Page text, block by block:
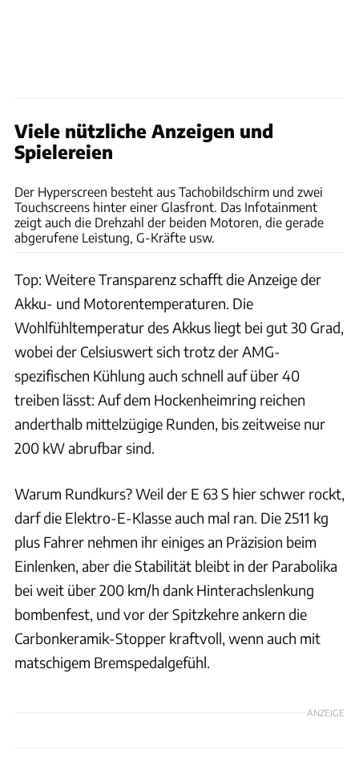
Viele nützliche Anzeigen und
Spielereien
Der Hyperscreen besteht aus Tachobildschirm und zwei
Touchscreens hinter einer Glasfront. Das Infotainment
zeigt auch die Drehzahl der beiden Motoren, die gerade
abgerufene Leistung, G-Kräfte usw.
Top: Weitere Transparenz schafft die Anzeige der
Akku- und Motorentemperaturen. Die
Wohlfühltemperatur des Akkus liegt bei gut 30 Grad,
wobei der Celsiuswert sich trotz der AMG-
spezifischen Kühlung auch schnell auf über 40
treiben lässt: Auf dem Hockenheimring reichen
anderthalb mittelzügige Runden, bis zeitweise nur
200 kW abrufbar sind.
Warum Rundkurs? Weil der E 63 S hier schwer rockt,
darf die Elektro-E-Klasse auch mal ran. Die 2511 kg
plus Fahrer nehmen ihr einiges an Präzision beim
Einlenken, aber die Stabilität bleibt in der Parabolika
bei weit über 200 km/h dank Hinterachslenkung
bombenfest, und vor der Spitzkehre ankern die
Carbonkeramik-Stopper kraftvoll, wenn auch mit
matschigem Bremspedalgefühl.
ANZEIGE